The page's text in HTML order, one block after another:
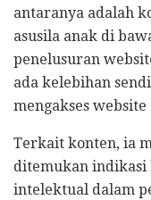
antaranya adalah
asusila anak di
penelusuran
ada kelebihan
mengakses
Terkait konten, ia
ditemukan indikasi
intelektual dalam